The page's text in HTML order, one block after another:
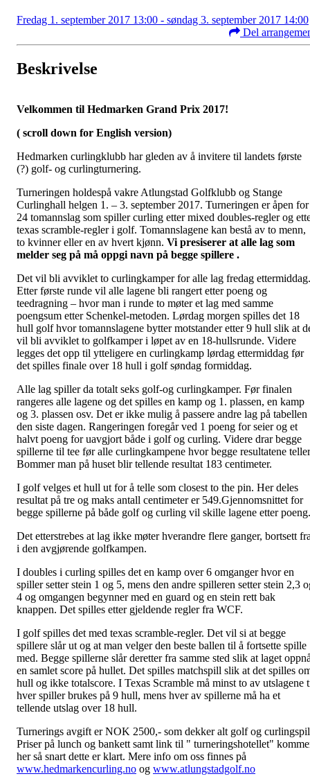
Fredag 1. september 2017 13:00 - søndag 3. september 2017 14:00
Del
Beskrivelse
Velkommen til Hedmarken Grand Prix 2017!
( scroll down for English version)
Hedmarken curlingklubb har gleden av å invitere til landets første
(?) golf- og curlingturnering.
Turneringen holdespå vakre Atlungstad Golfklubb og Stange
Curlinghall helgen 1. – 3. september 2017. Turneringen er åpen for
24 tomannslag som spiller curling etter mixed doubles-regler og
texas scramble-regler i golf. Tomannslagene kan bestå av to menn,
to kvinner eller en av hvert kjønn. Vi presiserer at alle lag som
melder seg på må oppgi navn på begge spillere .
Det vil bli avviklet to curlingkamper for alle lag fredag ettermiddag.
Etter første runde vil alle lagene bli rangert etter poeng og
teedragning – hvor man i runde to møter et lag med samme
poengsum etter Schenkel-metoden. Lørdag morgen spilles det 18
hull golf hvor tomannslagene bytter motstander etter 9 hull slik at
vil bli avviklet to golfkamper i løpet av en 18-hullsrunde. Videre
legges det opp til ytteligere en curlingkamp lørdag ettermiddag før
det spilles finale over 18 hull i golf søndag formiddag.
Alle lag spiller da totalt seks golf-og curlingkamper. Før finalen
rangeres alle lagene og det spilles en kamp og 1. plassen, en kamp
og 3. plassen osv. Det er ikke mulig å passere andre lag på tabellen
den siste dagen. Rangeringen foregår ved 1 poeng for seier og et
halvt poeng for uavgjort både i golf og curling. Videre drar begge
spillerne til tee før alle curlingkampene hvor begge resultatene
Bommer man på huset blir tellende resultat 183 centimeter.
I golf velges et hull ut for å telle som closest to the pin. Her deles
resultat på tre og maks antall centimeter er 549.Gjennomsnittet for
begge spillerne på både golf og curling vil skille lagene etter poeng.
Det etterstrebes at lag ikke møter hverandre flere ganger, bortsett
i den avgjørende golfkampen.
I doubles i curling spilles det en kamp over 6 omganger hvor en
spiller setter stein 1 og 5, mens den andre spilleren setter stein 2,3
4 og omgangen begynner med en guard og en stein rett bak
knappen. Det spilles etter gjeldende regler fra WCF.
I golf spilles det med texas scramble-regler. Det vil si at begge
spillere slår ut og at man velger den beste ballen til å fortsette spille
med. Begge spillerne slår deretter fra samme sted slik at laget
en samlet score på hullet. Det spilles matchspill slik at det spilles
hull og ikke totalscore. I Texas Scramble må minst to av utslagene
hver spiller brukes på 9 hull, mens hver av spillerne må ha et
tellende utslag over 18 hull.
Turnerings avgift er NOK 2500,- som dekker alt golf og
Priser på lunch og bankett samt link til " turneringshotellet"
her så snart dette er klart. Mere info om oss finnes på
www.hedmarkencurling.no og www.atlungstadgolf.no